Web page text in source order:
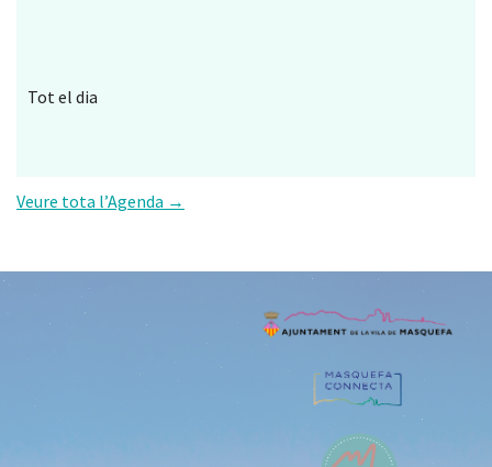
Tot el dia
Veure tota l’Agenda →